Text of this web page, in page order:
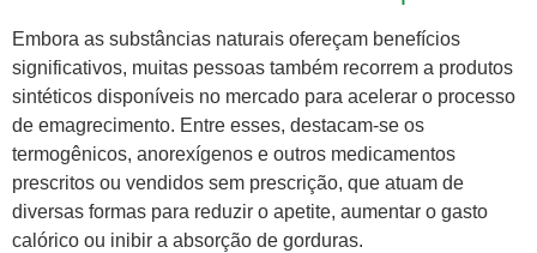
Embora as substâncias naturais ofereçam benefícios
significativos, muitas pessoas também recorrem a produtos
sintéticos disponíveis no mercado para acelerar o processo
de emagrecimento. Entre esses, destacam-se os
termogênicos, anorexígenos e outros medicamentos
prescritos ou vendidos sem prescrição, que atuam de
diversas formas para reduzir o apetite, aumentar o gasto
calórico ou inibir a absorção de gorduras.